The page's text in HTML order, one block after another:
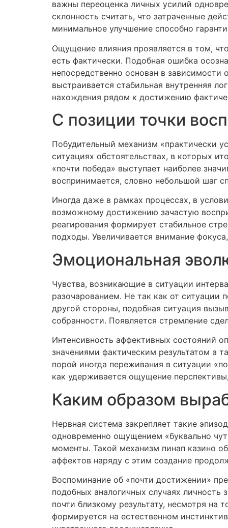
важны переоценка личных усилий
склонность считать, что затраченные
минимальное улучшение способно
Ощущение влияния проявляется в том,
есть фактически. Подобная ошибка
непосредственно основан в
выстраивается стабильная внутренняя
нахождения рядом к достижению
С позиции точки
Побудительный механизм «практически
ситуациях обстоятельствах, в которых
«почти победа» выступает наиболее
воспринимается, словно небольшой шаг
Иногда даже в рамках процессах, в
возможному достижению зачастую
реагирования формирует стабильное
подходы. Увеличивается внимание
Эмоциональная
Чувства, возникающие в ситуации
разочарованием. Не так как от ситуации
другой стороны, подобная ситуация
собранности. Появляется стремление
Интенсивность аффективных состояний
значениями фактическим результатом а
порой иногда переживания в ситуации
как удерживается ощущение
Каким образом
Нервная система закрепляет такие
одновременно ощущением «буквально
моменты. Такой механизм пинап казино
аффектов наряду с этим создание
Воспоминание об «почти достижении»
подобных аналогичных случаях
почти близкому результату, несмотря на
формируется на естественном